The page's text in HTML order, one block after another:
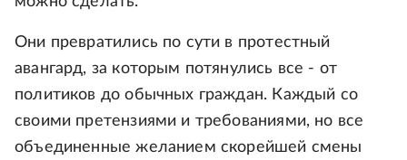
Они превратились по сути в протестный
авангард, за которым потянулись все - от
политиков до обычных граждан. Каждый со
своими претензиями и требованиями, но все
объединенные желанием скорейшей смены